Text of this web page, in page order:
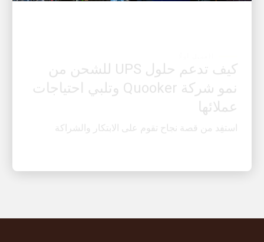
نمو شركة Quooker وتلبي احتياجات
عملائها
استفِد من قصة نجاح تقوم على الابتكار والشراكة